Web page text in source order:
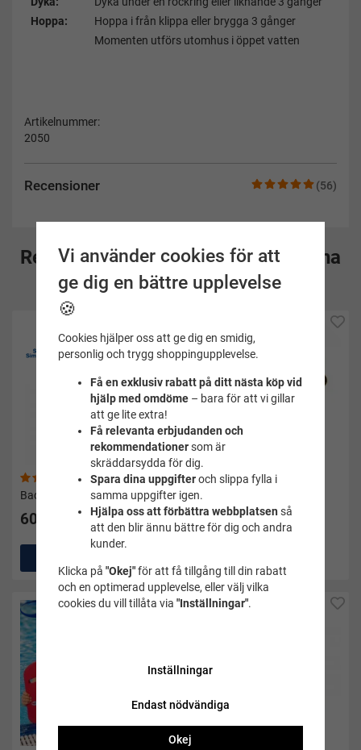
Recensioner (56)
Hoppa:
Hoppa i från klippa eller brygga 3 gånger
Momenten utförs utomhus i öppet vatten
Artikelnummer:
2050
Rekommenderade tillbehör till denna
produkt
(111)
Baddaren blå
60 kr
(113)
Bläckfisken
60 kr
Vi använder cookies för att
ge dig en bättre upplevelse
🍪
Cookies hjälper oss att ge dig en smidig,
personlig och trygg shoppingupplevelse.
Få en exklusiv rabatt på ditt nästa köp vid
hjälp med omdöme– bara för att vi gillar
att ge lite extra!
Få relevanta erbjudanden och
rekommendationersom är
skräddarsydda för dig.
Spara dina uppgifteroch slippa fylla i
samma uppgifter igen.
Hjälpa oss att förbättra webbplatsen så
att den blir ännu bättre för dig och andra
kunder.
Klicka på "Okej"för att få tillgång till din rabatt
och en optimerad upplevelse, eller välj vilka
cookies du vill tillåta via "Inställningar".
Inställningar
Endast nödvändiga
Okej